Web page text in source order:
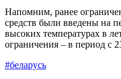
Напомним, ранее
средств были введены на
высоких температурах в
ограничения – в период с
#беларусь